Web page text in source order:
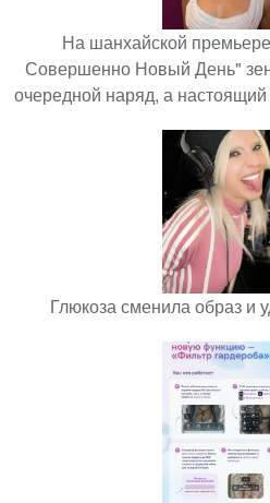
На шанхайской
Совершенно Новый День"
очередной наряд, а
Глюкоза сменила образ и